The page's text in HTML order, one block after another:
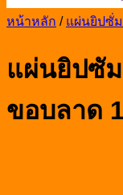
หน้าหลัก / แผ่นยิปซั่ม
แผ่นยิปซั
ขอบลาด